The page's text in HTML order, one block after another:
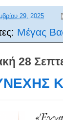
29, 2025
Μέγας
28